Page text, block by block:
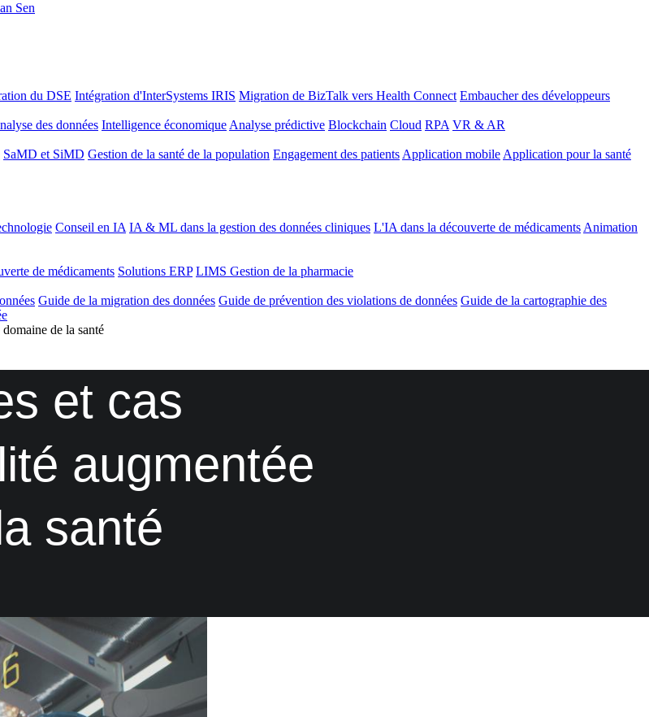
Sen
du DSE Intégration d'InterSystems IRIS Migration de BizTalk vers Health Connect Embaucher des développeurs
des données Intelligence économique Analyse prédictive Blockchain Cloud RPA VR & AR
SaMD et SiMD Gestion de la santé de la population Engagement des patients Application mobile Application pour la santé
Conseil en IA IA & ML dans la gestion des données cliniques L'IA dans la découverte de médicaments Animation
de médicaments Solutions ERP LIMS Gestion de la pharmacie
Guide de la migration des données Guide de prévention des violations de données Guide de la cartographie des
de la santé
et cas
augmentée
santé